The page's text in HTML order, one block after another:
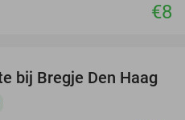
€8
12%
bij Bregje Den Haag